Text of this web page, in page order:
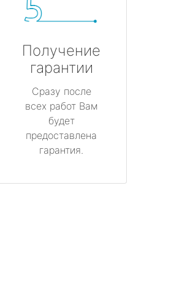
Получение
гарантии
Сразу после
всех работ Вам
будет
предоставлена
гарантия.